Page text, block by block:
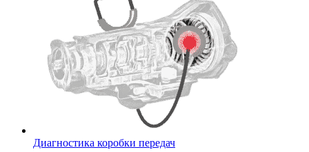
Диагностика коробки передач